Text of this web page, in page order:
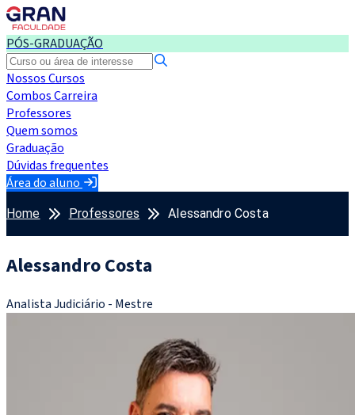
PÓS-GRADUAÇÃO
Nossos Cursos
Combos Carreira
Professores
Quem somos
Graduação
Dúvidas frequentes
Área do aluno
Home Professores Alessandro Costa
Alessandro Costa
Analista Judiciário - Mestre